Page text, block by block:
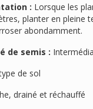
: Lorsque les
planter en pleine
abondamment.
de semis :
de sol
drainé et réchauffé